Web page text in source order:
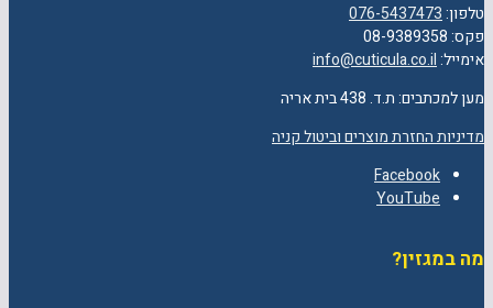
טלפון:076-5437473
פקס: 08-9389358
אימייל:info@cuticula.co.il
מען למכתבים: ת.ד. 438 בית אריה
מדיניות החזרת מוצרים וביטול קניה
Facebook
YouTube
מה במגזין?